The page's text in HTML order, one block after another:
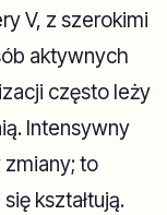
V, z szerokimi
aktywnych
często leży
Intensywny
to
kształtują.